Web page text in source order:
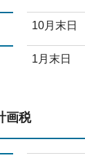
10月末日
1月末日
画税